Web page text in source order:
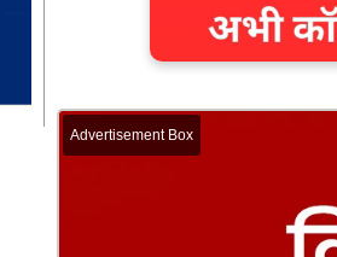
Advertisement Box